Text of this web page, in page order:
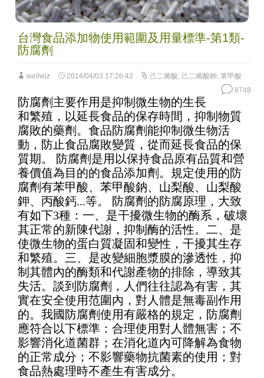
台灣食品添加物使用範圍及用量標準-第1類-
防腐劑
wellwiz 2014/04/03 17:26:42 己二烯酸 己二烯酸鉀, 苯甲酸
8748
防腐劑主要作用是抑制微生物的生長
和繁殖，以延長食品的保存時間，抑制物質
腐敗的藥劑。食品防腐劑能抑制微生物活
動，防止食品腐敗變質，從而延長食品的保
質期。 防腐劑是用以保持食品原有品質和營
養價值為目的的食品添加劑。規定使用的防
腐劑有苯甲酸、苯甲酸鈉、山梨酸、山梨酸
鉀、丙酸鈣...等。 防腐劑的防腐原理，大致
有如下3種：一、是干擾微生物的酶系，破壞
其正常的新陳代謝，抑制酶的活性。二、是
使微生物的蛋白質凝固和變性，干擾其生存
和繁殖。三、是改變細胞漿膜的滲透性，抑
制其體內的酶類和代謝產物的排除，導致其
失活。談到防腐劑，人們往往認為有害，其
實在安全使用范圍內，對人體是無毒副作用
的。我國防腐劑使用有嚴格的規定，防腐劑
應符合以下標準：合理使用對人體無害；不
影響消化道菌群；在消化道內可降解為食物
的正常成分；不影響藥物抗菌素的使用；對
食品熱處理時不產生有害成分。